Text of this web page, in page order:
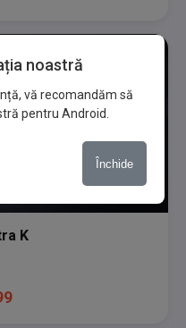
K
noastră
vă recomandăm să
pentru Android.
Închide